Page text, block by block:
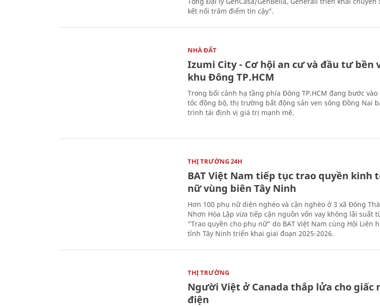
kết nối trăm điểm tin cậy”.
NHÀ ĐẤT
Izumi City - Cơ hội an cư và đầu tư bền
khu Đông TP.HCM
Trong bối cảnh hạ tầng phía Đông TP.HCM đang bước
tốc đồng bộ, thị trường bất động sản ven sông Đồng Nai
trình tái định vị giá trị mạnh mẽ.
THỊ TRƯỜNG 24H
BAT Việt Nam tiếp tục trao quyền kinh
nữ vùng biên Tây Ninh
Hơn 100 phụ nữ diện nghèo và cận nghèo ở 3 xã Đông
Nhơn Hòa Lập vừa tiếp cận nguồn vốn vay không lãi suất
“Trao quyền cho phụ nữ” do BAT Việt Nam cùng Hội Liên
tỉnh Tây Ninh triển khai giai đoạn 2025-2026.
THỊ TRƯỜNG
Người Việt ở Canada thắp lửa cho giấc
điện